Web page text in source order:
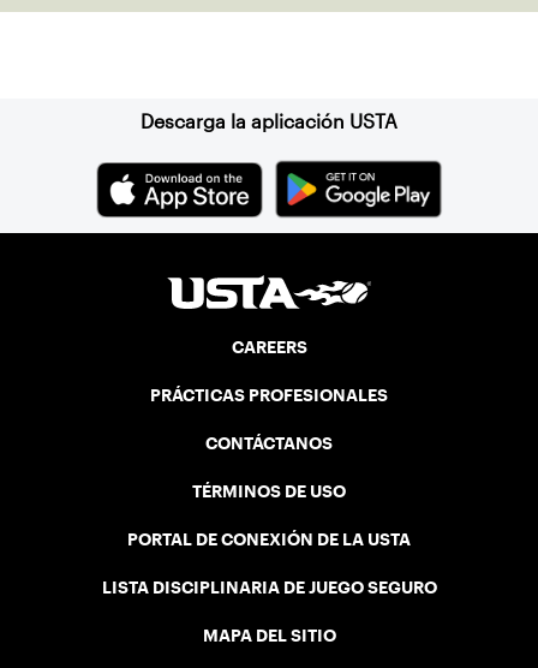
Descarga la aplicación USTA
CAREERS
PRÁCTICAS PROFESIONALES
CONTÁCTANOS
TÉRMINOS DE USO
PORTAL DE CONEXIÓN DE LA USTA
LISTA DISCIPLINARIA DE JUEGO SEGURO
MAPA DEL SITIO